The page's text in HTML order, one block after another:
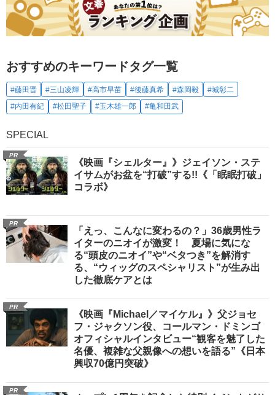
おすすめのキーワードタグ一覧
#藤田晋 #三山凌輝 #高市早苗 #後藤真希 #森岡毅
#城彰二
#内田有紀
#松田聖子 #玉木雄一郎 #亀和田武
SPECIAL
PR
《映画『シェルター』》ジェイソン・ステ
イサムがお盆を“打破”する!!《「眠眠打破」
コラボ》
PR
「えっ、こんなに変わるの？」36歳男性ラ
イターのニオイが激変！ 夏場に気にな
る“頭皮のニオイ”や“ベタつき”を解消す
る、“ウィッグのスペシャリスト”が生み出
した徹底ケアとは
PR
《映画『Michael／マイケル』》父ジョセ
フ・ジャクソン役、コールマン・ドミンゴ
オフィシャルインタビュー“観客を魅了した
名優、複雑な父親像への想いを語る”《日本
興収70億円突破》
PR